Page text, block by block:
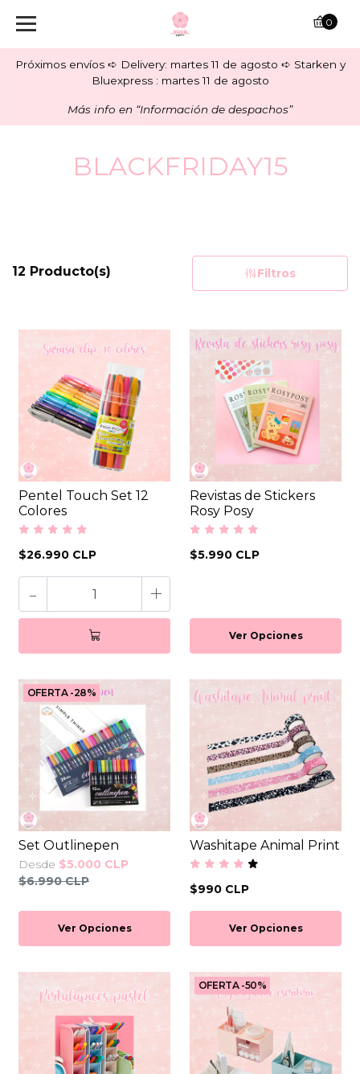
Próximos envíos ➪ Delivery: martes 11 de agosto ➪ Starken y
Bluexpress : martes 11 de agosto
Más info en “Información de despachos”
0
BLACKFRIDAY15
12 Producto(s) Filtros
Pentel Touch Set 12
Colores
$26.990 CLP
- +
Revistas de Stickers
Rosy Posy
$5.990 CLP
Ver Opciones
OFERTA -28%
Set Outlinepen
Desde $5.000 CLP
$6.990 CLP
Ver Opciones
Washitape Animal Print
$990 CLP
Ver Opciones
OFERTA -50%